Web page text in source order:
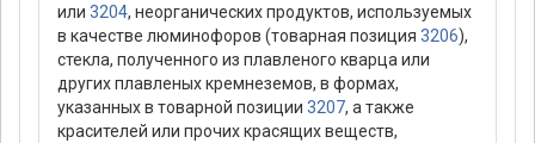
или 3204, неорганических продуктов, используемых
в качестве люминофоров (товарная позиция 3206),
стекла, полученного из плавленого кварца или
других плавленых кремнеземов, в формах,
указанных в товарной позиции 3207, а также
красителей или прочих красящих веществ,